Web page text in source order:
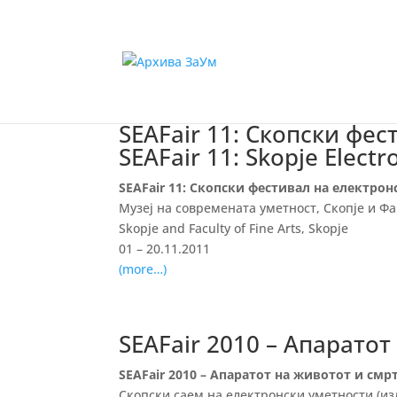
SEAFair 11: Скопски
SEAFair 11: Skopje
SEAFair 11: Скопски фестивал на
Музеј на современата уметност, Скопје и
Skopje and Faculty of Fine Arts, Skopje
01 – 20.11.2011
(more…)
SEAFair 2010 –
SEAFair 2010 – Апаратот на животот и